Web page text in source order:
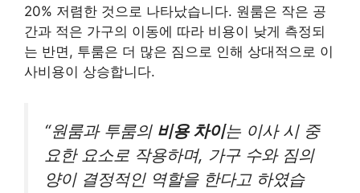
20% 저렴한 것으로 나타났습니다. 원룸은 작은 공
간과 적은 가구의 이동에 따라 비용이 낮게 측정되
는 반면, 투룸은 더 많은 짐으로 인해 상대적으로 이
사비용이 상승합니다.
“원룸과 투룸의 비용 차이는 이사 시 중
요한 요소로 작용하며, 가구 수와 짐의
양이 결정적인 역할을 한다고 하였습